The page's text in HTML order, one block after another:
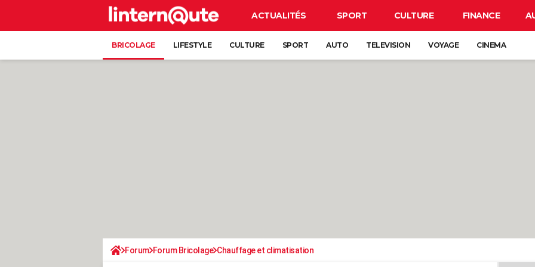
ACTUALITÉS SPORT CULTURE FINANCE
BRICOLAGE LIFESTYLE CULTURE SPORT AUTO TELEVISION VOYAGE CINEMA
Forum Forum Bricolage Chauffage et climatisation